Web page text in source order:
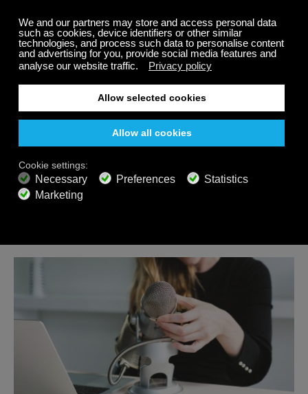
vagus te stimuleren met het uiteindelijke doel om je
in een staat van diepe ontspanning te brengen die
nodig is voor een gezonder lichaam en een langer
leven.
Delen